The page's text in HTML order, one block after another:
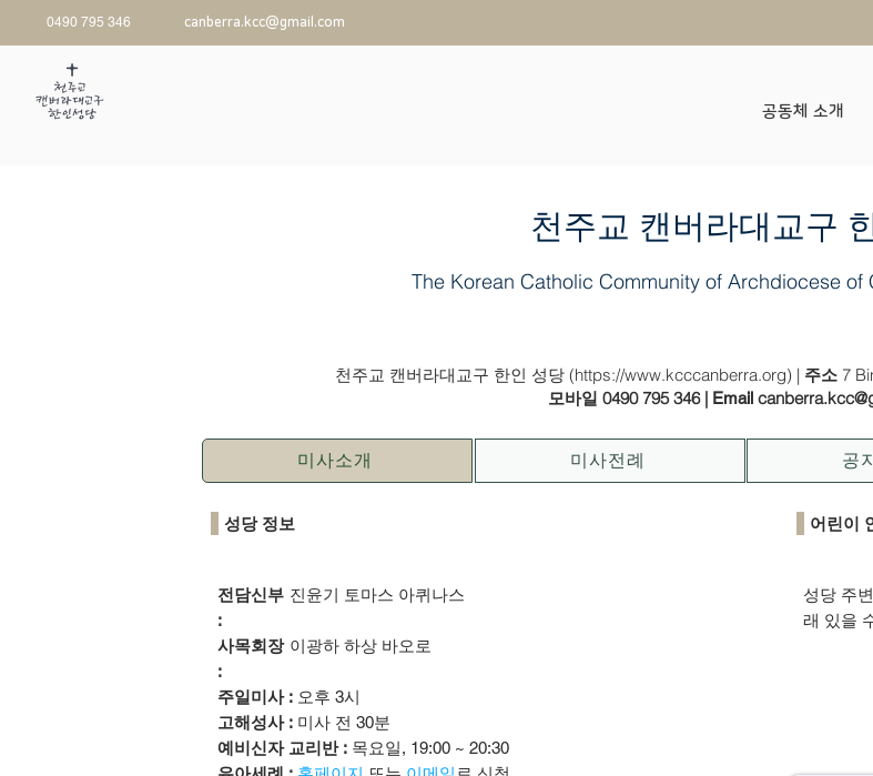
공동체 소개
0490 795 346 canberra.kcc@gmail.com
천주교 캔버라대교구
The Korean Catholic Community of Archdiocese of
천주교 캔버라대교구 한인 성당 (https://www.kcccanberra.org) | 주소 7
모바일 0490 795 346| Email
미사소개 미사전례 공
성당 정보
전담신부
:
진윤기 토마스 아퀴나스
사목회장
:
이광하 하상 바오로
주일미사 : 오후 3시
고해성사 : 미사 전 30분
예비신자 교리반 : 목요일, 19:00 ~ 20:30
어린이
성당 주
래 있을